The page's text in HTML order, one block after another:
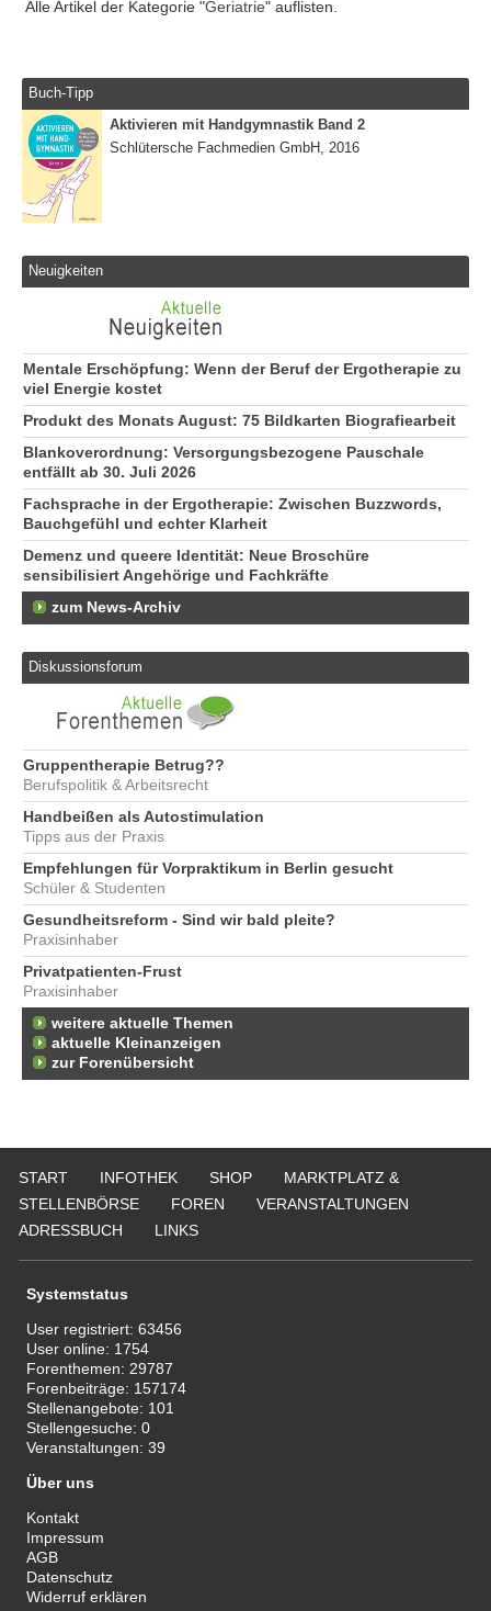
Alle Artikel der Kategorie "Geriatrie" auflisten.
Buch-Tipp
Aktivieren mit Handgymnastik Band 2
Schlütersche Fachmedien GmbH, 2016
Neuigkeiten
Mentale Erschöpfung: Wenn der Beruf der Ergotherapie zu
viel Energie kostet
Produkt des Monats August: 75 Bildkarten Biografiearbeit
Blankoverordnung: Versorgungsbezogene Pauschale
entfällt ab 30. Juli 2026
Fachsprache in der Ergotherapie: Zwischen Buzzwords,
Bauchgefühl und echter Klarheit
Demenz und queere Identität: Neue Broschüre
sensibilisiert Angehörige und Fachkräfte
zum News-Archiv
Diskussionsforum
Gruppentherapie Betrug??
Berufspolitik & Arbeitsrecht
Handbeißen als Autostimulation
Tipps aus der Praxis
Empfehlungen für Vorpraktikum in Berlin gesucht
Schüler & Studenten
Gesundheitsreform - Sind wir bald pleite?
Praxisinhaber
Privatpatienten-Frust
Praxisinhaber
weitere aktuelle Themen
aktuelle Kleinanzeigen
zur Forenübersicht
START INFOTHEK SHOP
MARKTPLATZ &
STELLENBÖRSE
FOREN
VERANSTALTUNGEN
ADRESSBUCH
LINKS
Systemstatus
User registriert:63456
User online: 1754
Forenthemen: 29787
Forenbeiträge: 157174
Stellenangebote: 101
Stellengesuche:0
Veranstaltungen:39
Über uns
Kontakt
Impressum
AGB
Datenschutz
Widerruf erklären